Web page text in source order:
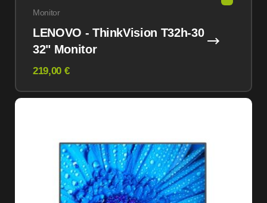
Monitor
LENOVO - ThinkVision T32h-30
32" Monitor
219,00 €